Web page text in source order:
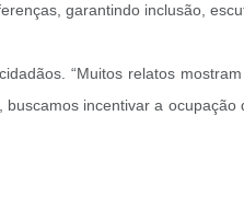
garantindo inclusão,
“Muitos relatos
incentivar a